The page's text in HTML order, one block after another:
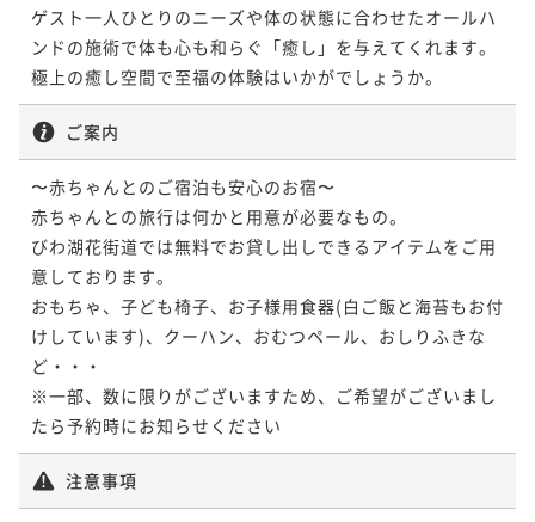
ゲスト一人ひとりのニーズや体の状態に合わせたオールハ
ンドの施術で体も心も和らぐ「癒し」を与えてくれます。
極上の癒し空間で至福の体験はいかがでしょうか。
ご案内
〜赤ちゃんとのご宿泊も安心のお宿〜
赤ちゃんとの旅行は何かと用意が必要なもの。
びわ湖花街道では無料でお貸し出しできるアイテムをご用
意しております。
おもちゃ、子ども椅子、お子様用食器(白ご飯と海苔もお付
けしています)、クーハン、おむつペール、おしりふきな
ど・・・
※一部、数に限りがございますため、ご希望がございまし
たら予約時にお知らせください
注意事項